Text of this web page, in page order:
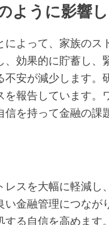
ように影響
よって、家族のス
効果的に貯蓄し、
安が減少します。
報告しています。
を持って金融の課
スを大幅に軽減し
金融管理につなが
る自信を高めます